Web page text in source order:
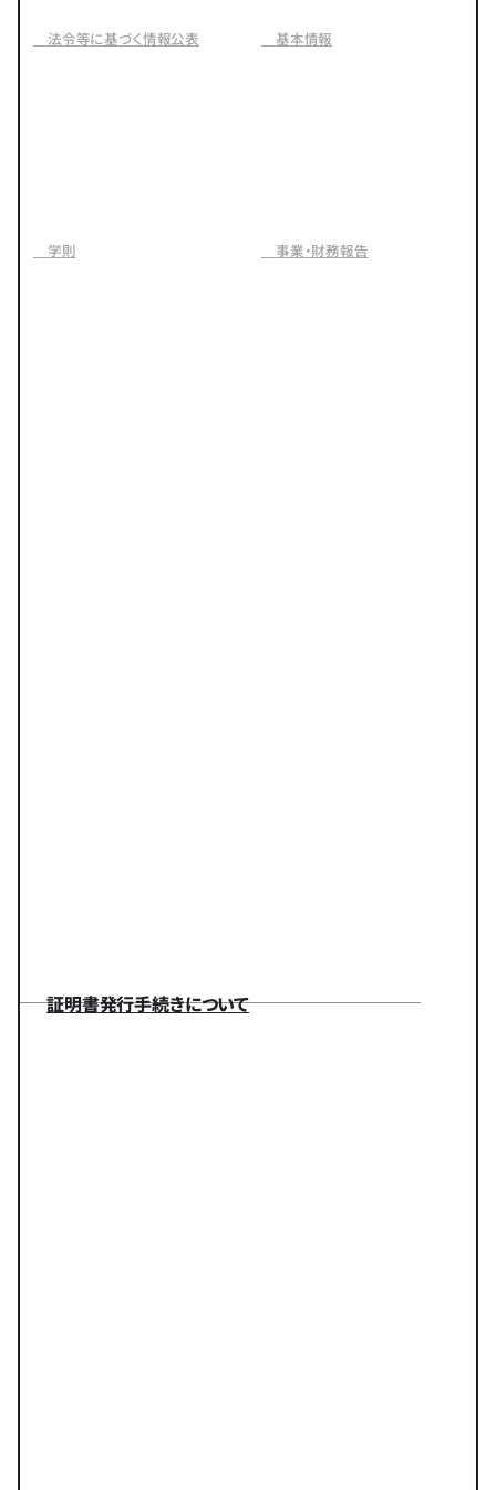
法令等に基づく情報公表 基本情報
学則 事業・財務報告
証明書発行手続きについて